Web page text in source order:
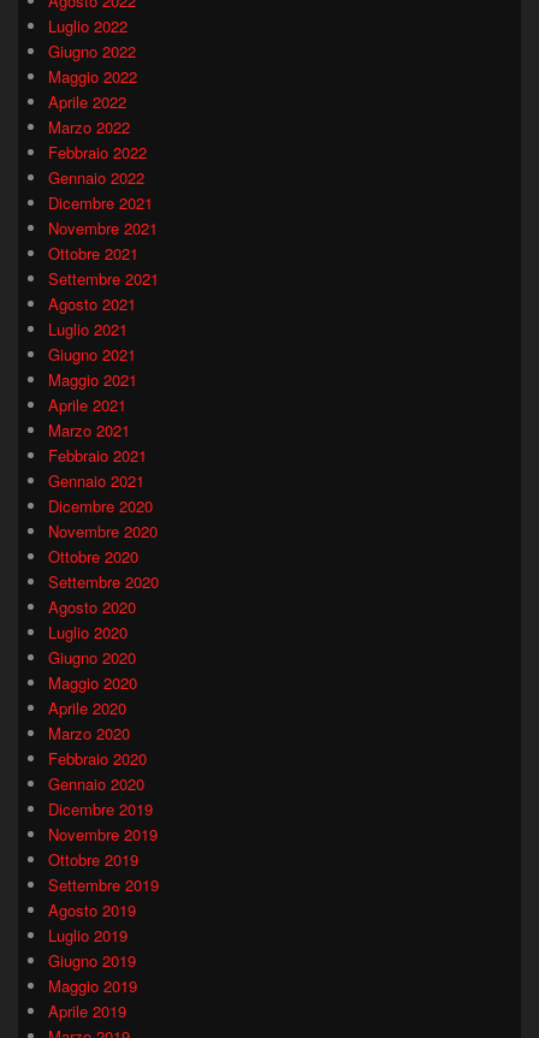
Luglio 2022
Giugno 2022
Maggio 2022
Aprile 2022
Marzo 2022
Febbraio 2022
Gennaio 2022
Dicembre 2021
Novembre 2021
Ottobre 2021
Settembre 2021
Agosto 2021
Luglio 2021
Giugno 2021
Maggio 2021
Aprile 2021
Marzo 2021
Febbraio 2021
Gennaio 2021
Dicembre 2020
Novembre 2020
Ottobre 2020
Settembre 2020
Agosto 2020
Luglio 2020
Giugno 2020
Maggio 2020
Aprile 2020
Marzo 2020
Febbraio 2020
Gennaio 2020
Dicembre 2019
Novembre 2019
Ottobre 2019
Settembre 2019
Agosto 2019
Luglio 2019
Giugno 2019
Maggio 2019
Aprile 2019